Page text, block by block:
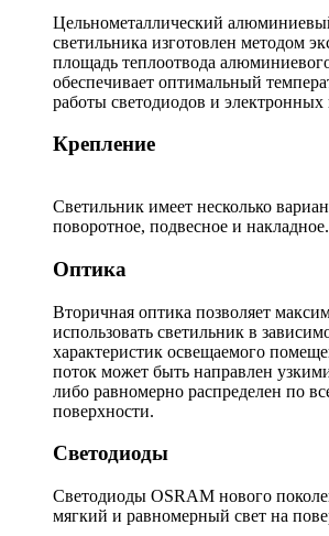
Цельнометаллический
светильника изготовлен методом
площадь теплоотвода
обеспечивает оптимальный
работы светодиодов и электронных
Крепление
Светильник имеет несколько
поворотное, подвесное и накладное.
Оптика
Вторичная оптика позволяет
использовать светильник в
характеристик освещаемого
поток может быть направлен
либо равномерно распределен по
поверхности.
Светодиоды
Светодиоды OSRAM нового
мягкий и равномерный свет на